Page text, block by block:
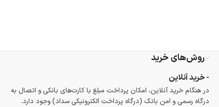
خرید اقساطی با شرایط آسان و بدون ضامن امکان‌پذیر
است.
گارانتی معتبر برای تمامی محصولات ارائه می‌شود.
روش‌های خرید
- خرید آنلاین
در هنگام خرید آنلاین، امکان پرداخت مبلغ با کارت‌های بانکی و اتصال به
درگاه رسمی و امن بانک (درگاه پرداخت الکترونیکی سداد) وجود دارد.